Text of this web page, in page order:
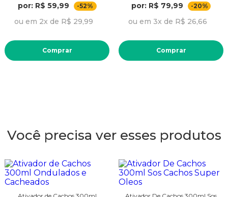
por: R$ 59,99
-52%
ou em 2x de R$ 29,99
Comprar
por: R$ 79,99
-20%
ou em 3x de R$ 26,66
Comprar
Você precisa ver esses produtos